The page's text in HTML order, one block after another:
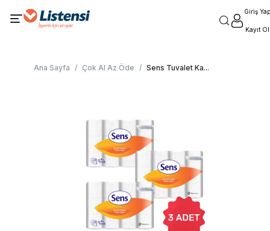
Giriş Yap
Kayıt Ol
Ana Sayfa / Çok Al Az Öde / Sens Tuvalet Ka...